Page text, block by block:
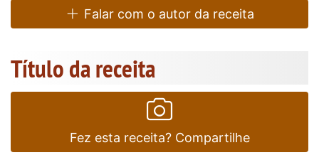
Falar com o autor da receita
Título da receita
Fez esta receita? Compartilhe